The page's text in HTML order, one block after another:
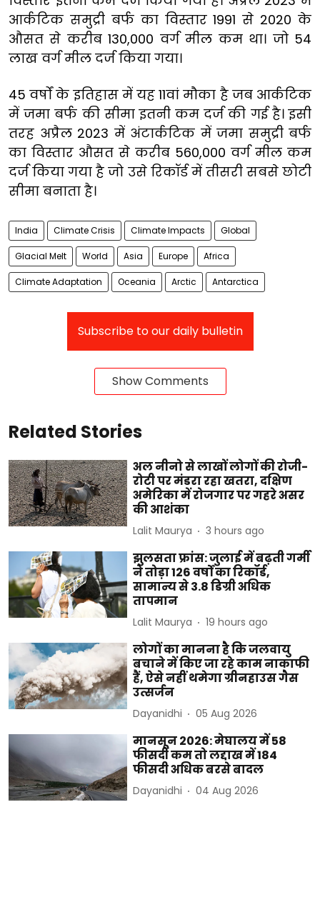
आर्कटिक समुद्री बर्फ का विस्तार 1991 से 2020 के
औसत से करीब 130,000 वर्ग मील कम था। जो 54
लाख वर्ग मील दर्ज किया गया।
45 वर्षों के इतिहास में यह 11वां मौका है जब आर्कटिक
में जमा बर्फ की सीमा इतनी कम दर्ज की गई है। इसी
तरह अप्रैल 2023 में अंटार्कटिक में जमा समुद्री बर्फ
का विस्तार औसत से करीब 560,000 वर्ग मील कम
दर्ज किया गया है जो उसे रिकॉर्ड में तीसरी सबसे छोटी
सीमा बनाता है।
India Climate Crisis Climate Impacts Global
Glacial Melt World Asia Europe Africa
Climate Adaptation Oceania Arctic Antarctica
Subscribe to our daily bulletin
Show Comments
Related Stories
अल नीनो से लाखों लोगों की रोजी-
रोटी पर मंडरा रहा खतरा, दक्षिण
अमेरिका में रोजगार पर गहरे असर
की आशंका
Lalit Maurya 3 hours ago
झुलसता फ्रांस: जुलाई में बढ़ती गर्मी
ने तोड़ा 126 वर्षों का रिकॉर्ड,
सामान्य से 3.8 डिग्री अधिक
तापमान
Lalit Maurya 19 hours ago
लोगों का मानना है कि जलवायु
बचाने में किए जा रहे काम नाकाफी
हैं, ऐसे नहीं थमेगा ग्रीनहाउस गैस
उत्सर्जन
Dayanidhi 05 Aug 2026
मानसून 2026: मेघालय में 58
फीसदी कम तो लद्दाख में 184
फीसदी अधिक बरसे बादल
Dayanidhi 04 Aug 2026